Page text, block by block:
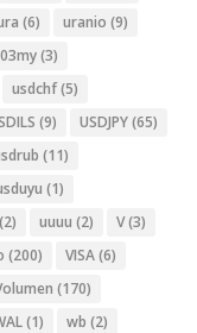
(6) uranio (9)
(3)
usdchf(5)
(9) USDJPY(65)
(11)
(1)
(2) uuuu (2) V(3)
(200) VISA(6)
(170)
(1) wb (2)